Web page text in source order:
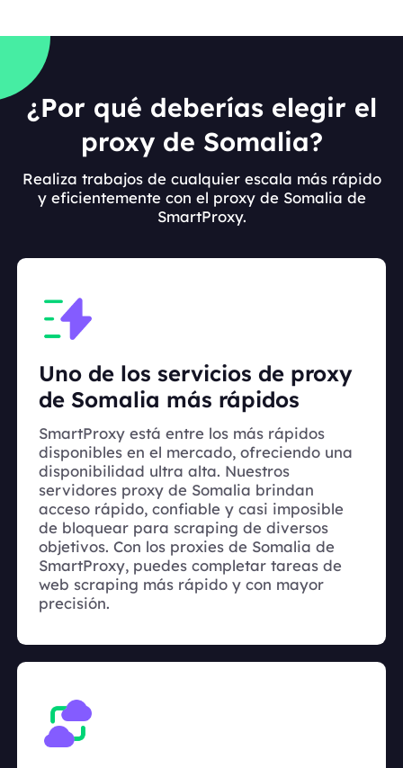
¿Por qué deberías elegir el
proxy de Somalia?
Realiza trabajos de cualquier escala más rápido
y eficientemente con el proxy de Somalia de
SmartProxy.
Uno de los servicios de proxy
de Somalia más rápidos
SmartProxy está entre los más rápidos
disponibles en el mercado, ofreciendo una
disponibilidad ultra alta. Nuestros
servidores proxy de Somalia brindan
acceso rápido, confiable y casi imposible
de bloquear para scraping de diversos
objetivos. Con los proxies de Somalia de
SmartProxy, puedes completar tareas de
web scraping más rápido y con mayor
precisión.